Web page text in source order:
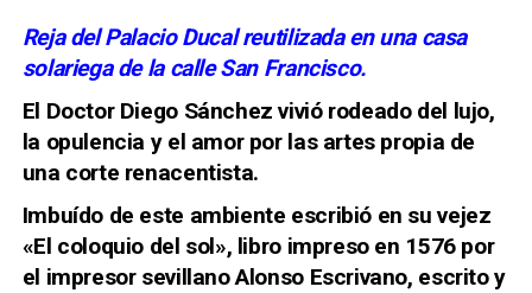
Reja del Palacio Ducal reutilizada en una casa
solariega de la calle San Francisco.
El Doctor Diego Sánchez vivió rodeado del lujo,
la opulencia y el amor por las artes propia de
una corte renacentista.
Imbuído de este ambiente escribió en su vejez
«El coloquio del sol», libro impreso en 1576 por
el impresor sevillano Alonso Escrivano, escrito y